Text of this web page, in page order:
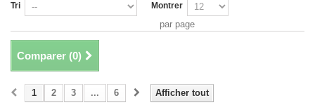
Tri Montrer
par page
Comparer (0)
Afficher tout
1 2 3 ... 6